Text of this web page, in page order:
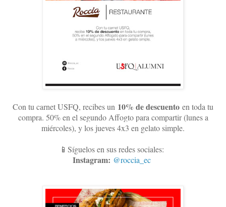
Con tu carnet USFQ, recibes un 10% de descuento en toda tu
compra. 50% en el segundo Affogto para compartir (lunes a
miércoles), y los jueves 4x3 en gelato simple.
📱Síguelos en sus redes sociales:
Instagram: @roccia_ec